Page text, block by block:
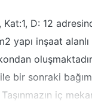
D: 12
yapı inşaat
bir sonraki
iç